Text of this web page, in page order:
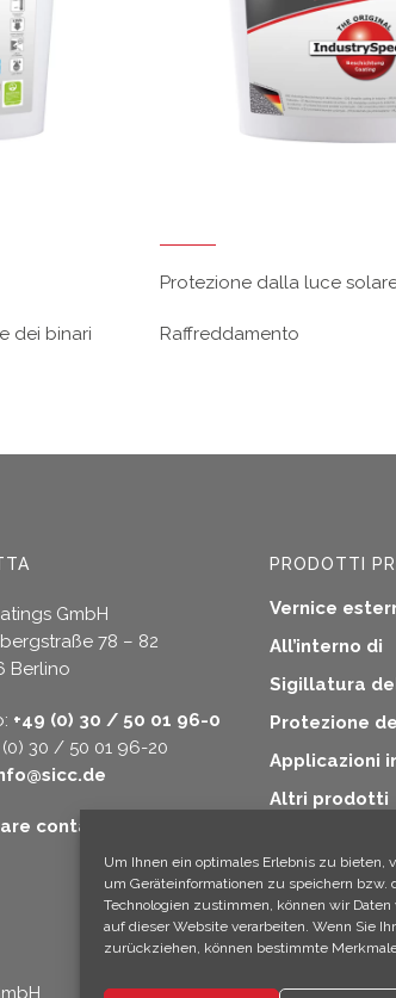
Um Ihnen ein optimales Erlebnis zu bieten,
um Geräteinformationen zu speichern
Technologien zustimmen, können wir
auf dieser Website verarbeiten. Wenn Sie
zurückziehen, können bestimmte
dei binari
Protezione dalla luce
Raffreddamento
GmbH
78 – 82
Berlino
+49 (0) 30 / 50 01 96-0
(0) 30 / 50 01 96-20
contact alternative
PRODOTTI
Vernice
All’interno di
Sigillatura
Protezione
Applicazioni
Altri prodotti
Ehi!